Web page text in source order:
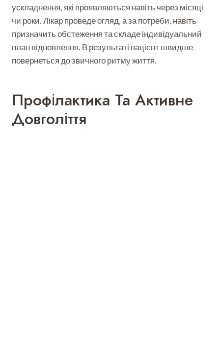
ускладнення, які проявляються навіть через місяці
чи роки. Лікар проведе огляд, а за потреби, навіть
призначить обстеження та складе індивідуальний
план відновлення. В результаті пацієнт швидше
повернеться до звичного ритму життя.
Профілактика Та Активне
Довголіття